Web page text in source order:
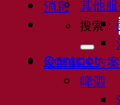
消息
搜索：
Contact
其他
发酵解决方案
啤酒